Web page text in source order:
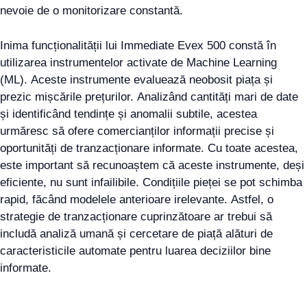
nevoie de o monitorizare constantă.
Inima funcționalității lui Immediate Evex 500 constă în
utilizarea instrumentelor activate de Machine Learning
(ML). Aceste instrumente evaluează neobosit piața și
prezic mișcările prețurilor. Analizând cantități mari de date
și identificând tendințe și anomalii subtile, acestea
urmăresc să ofere comercianților informații precise și
oportunități de tranzacționare informate. Cu toate acestea,
este important să recunoaștem că aceste instrumente, deși
eficiente, nu sunt infailibile. Condițiile pieței se pot schimba
rapid, făcând modelele anterioare irelevante. Astfel, o
strategie de tranzacționare cuprinzătoare ar trebui să
includă analiză umană și cercetare de piață alături de
caracteristicile automate pentru luarea deciziilor bine
informate.